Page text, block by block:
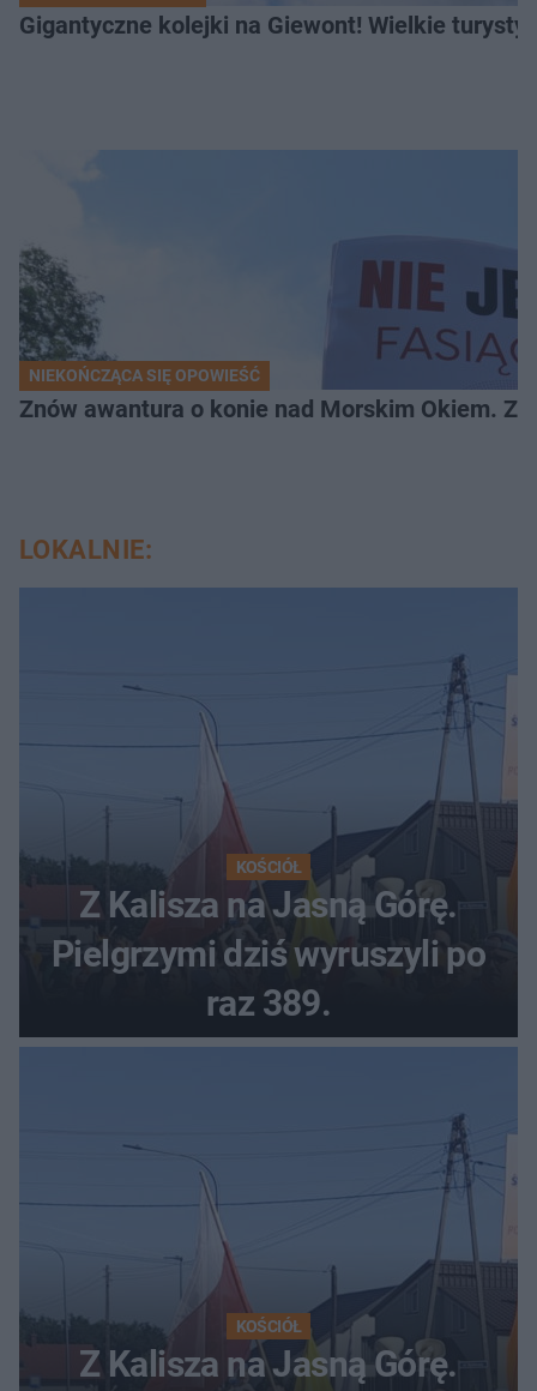
Gigantyczne kolejki na Giewont! Wielkie
NIEKOŃCZĄCA SIĘ OPOWIEŚĆ
Znów awantura o konie nad Morskim Okiem.
LOKALNIE:
KOŚCIÓŁ
Z Kalisza na Jasną Górę.
Pielgrzymi dziś wyruszyli po
raz 389.
KOŚCIÓŁ
Z Kalisza na Jasną Górę.